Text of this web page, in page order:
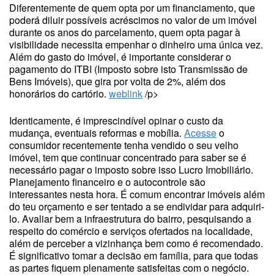
Diferentemente de quem opta por um financiamento, que
poderá diluir possíveis acréscimos no valor de um imóvel
durante os anos do parcelamento, quem opta pagar à
visibilidade necessita empenhar o dinheiro uma única vez.
Além do gasto do imóvel, é importante considerar o
pagamento do ITBI (Imposto sobre isto Transmissão de
Bens Imóveis), que gira por volta de 2%, além dos
honorários do cartório. weblink/p>
Identicamente, é imprescindível opinar o custo da
mudança, eventuais reformas e mobília. Acesseo
consumidor recentemente tenha vendido o seu velho
imóvel, tem que continuar concentrado para saber se é
necessário pagar o imposto sobre isso Lucro Imobiliário.
Planejamento financeiro e o autocontrole são
interessantes nesta hora. É comum encontrar imóveis além
do teu orçamento e ser tentado a se endividar para adquiri-
lo. Avaliar bem a infraestrutura do bairro, pesquisando a
respeito do comércio e serviços ofertados na localidade,
além de perceber a vizinhança bem como é recomendado.
É significativo tomar a decisão em família, para que todas
as partes fiquem plenamente satisfeitas com o negócio.